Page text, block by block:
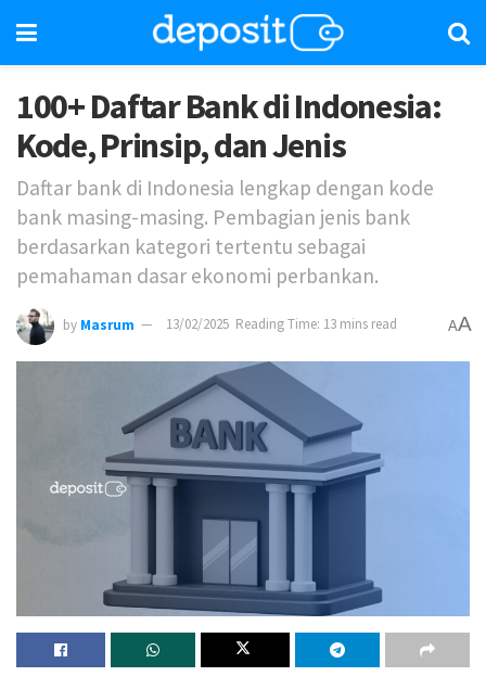
100+ Daftar Bank di Indonesia:
Kode, Prinsip, dan Jenis
Daftar bank di Indonesia lengkap dengan kode
bank masing-masing. Pembagian jenis bank
berdasarkan kategori tertentu sebagai
pemahaman dasar ekonomi perbankan.
by Masrum 13/02/2025 Reading Time: 13 mins read AA